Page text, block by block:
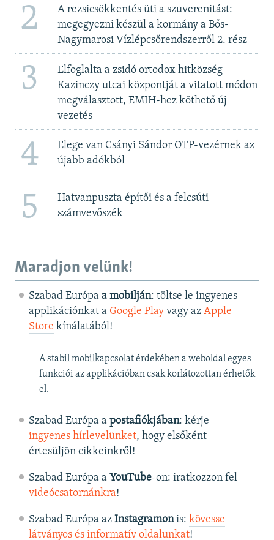
2
A rezsicsökkentés üti a szuverenitást:
megegyezni készül a kormány a Bős-
Nagymarosi Vízlépcsőrendszerről 2. rész
3
Elfoglalta a zsidó ortodox hitközség
Kazinczy utcai központját a vitatott módon
megválasztott, EMIH-hez köthető új
vezetés
4
Elege van Csányi Sándor OTP-vezérnek az
újabb adókból
5
Hatvanpuszta építői és a felcsúti
számvevőszék
Maradjon velünk!
Szabad Európa a mobilján: töltse le ingyenes
applikációnkat a Google Playvagy az Apple
Store kínálatából!
A stabil mobilkapcsolat érdekében a weboldal egyes
funkciói az applikációban csak korlátozottan érhetők
el.
Szabad Európa a postafiókjában: kérje
ingyenes hírlevelünket, hogy elsőként
értesüljön cikkeinkről!
Szabad Európa a YouTube-on: iratkozzon fel
videócsatornánkra!
Szabad Európa az Instagramonis: kövesse
látványos és informatív oldalunkat! ​